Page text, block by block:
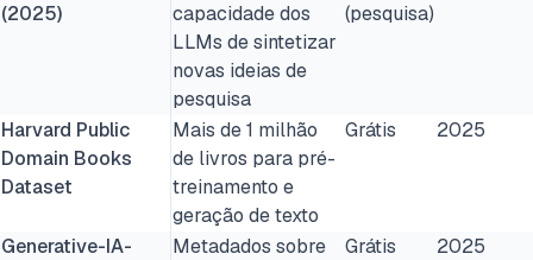
(2025)
capacidade dos
LLMs de sintetizar
novas ideias de
pesquisa
(pesquisa)
Harvard Public
Domain Books
Dataset
Mais de 1 milhão
de livros para pré-
treinamento e
geração de texto
Grátis 2025
Generative-IA-
Metadados sobre
Grátis 2025